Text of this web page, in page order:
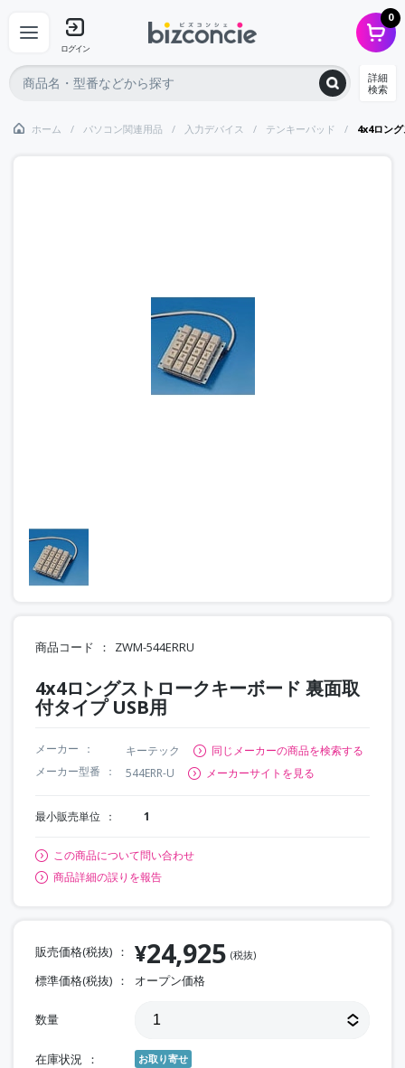
ログイン
0
詳細
検索
ホーム パソコン関連用品 入力デバイス テンキーパッド 4x4ロン
商品コード ZWM-544ERRU
4x4ロングストロークキーボード 裏面取
付タイプ USB用
メーカー キーテック
同じメーカーの商品を検索する
メーカー型番
544ERR-U メーカーサイトを見る
最小販売単位 1
この商品について問い合わせ
商品詳細の誤りを報告
販売価格(税抜) ¥24,925 (税抜)
標準価格(税抜) オープン価格
数量
在庫状況 お取り寄せ